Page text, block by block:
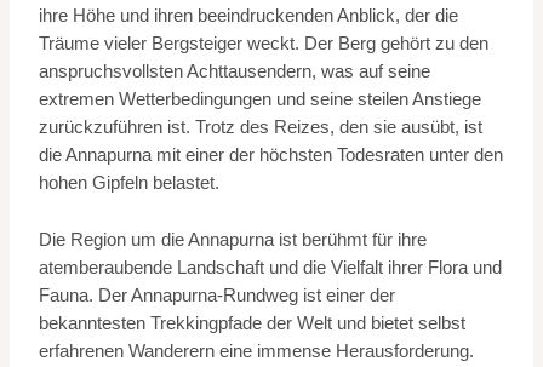
ihre Höhe und ihren beeindruckenden Anblick, der die
Träume vieler Bergsteiger weckt. Der Berg gehört zu den
anspruchsvollsten Achttausendern, was auf seine
extremen Wetterbedingungen und seine steilen Anstiege
zurückzuführen ist. Trotz des Reizes, den sie ausübt, ist
die Annapurna mit einer der höchsten Todesraten unter den
hohen Gipfeln belastet.
Die Region um die Annapurna ist berühmt für ihre
atemberaubende Landschaft und die Vielfalt ihrer Flora und
Fauna. Der Annapurna-Rundweg ist einer der
bekanntesten Trekkingpfade der Welt und bietet selbst
erfahrenen Wanderern eine immense Herausforderung.